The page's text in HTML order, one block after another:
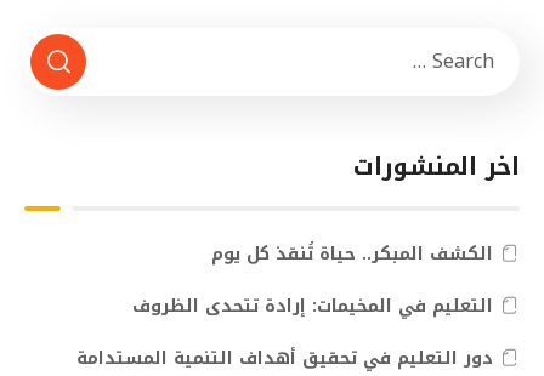
اخر المنشورات
الكشف المبكر.. حياة تُنقذ كل يوم
التعليم في المخيمات: إرادة تتحدى الظروف
دور التعليم في تحقيق أهداف التنمية المستدامة